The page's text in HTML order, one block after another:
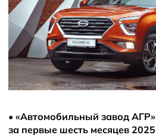
Новости
• «Автомобильный завод
за первые шесть месяцев